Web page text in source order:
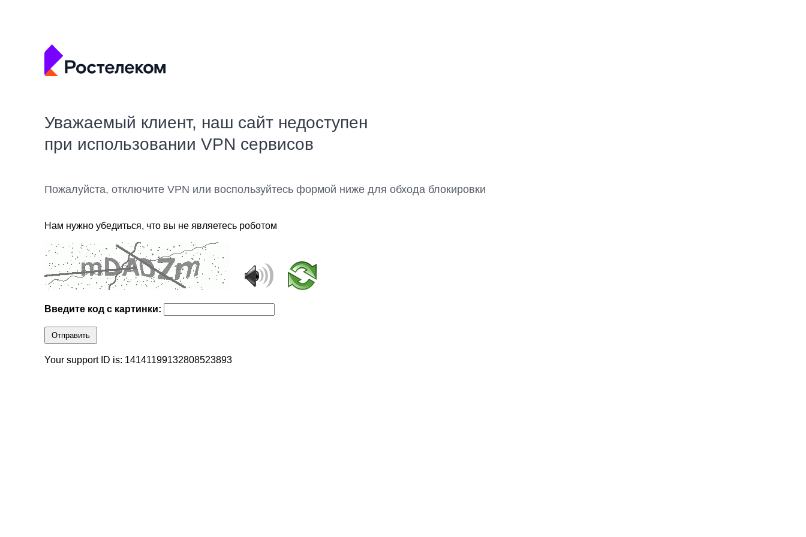
Уважаемый клиент, наш сайт недоступен
при использовании VPN сервисов
Пожалуйста, отключите VPN или воспользуйтесь формой ниже для обхода блокировки
Нам нужно убедиться, что вы не являетесь роботом
Введите код с картинки:
Отправить
Your support ID is: 14141199132808523893